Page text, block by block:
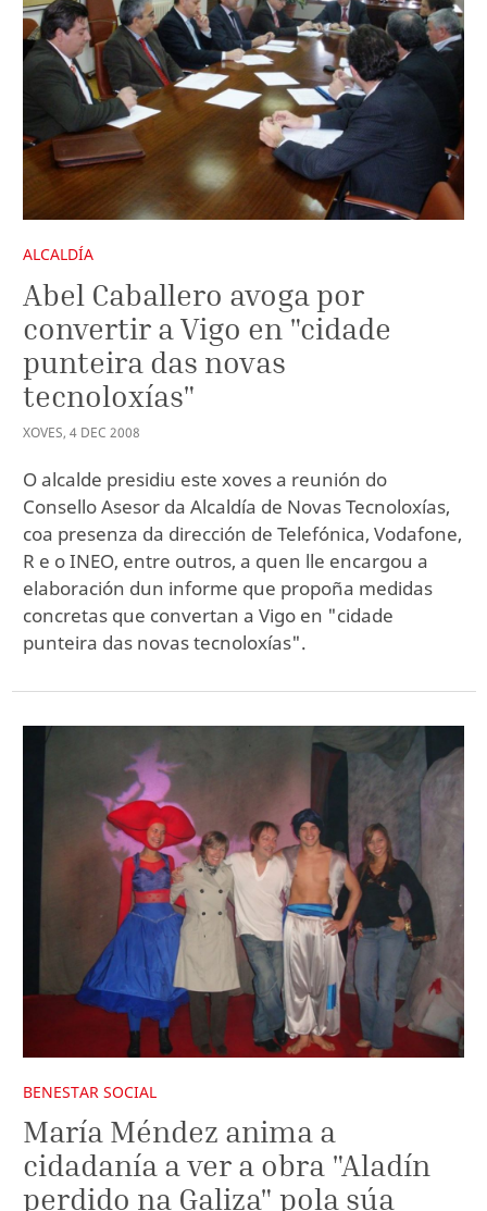
ALCALDÍA
Abel Caballero avoga por
convertir a Vigo en "cidade
punteira das novas
tecnoloxías"
XOVES, 4 DEC 2008
O alcalde presidiu este xoves a reunión do
Consello Asesor da Alcaldía de Novas Tecnoloxías,
coa presenza da dirección de Telefónica, Vodafone,
R e o INEO, entre outros, a quen lle encargou a
elaboración dun informe que propoña medidas
concretas que convertan a Vigo en "cidade
punteira das novas tecnoloxías".
BENESTAR SOCIAL
María Méndez anima a
cidadanía a ver a obra "Aladín
perdido na Galiza" pola súa